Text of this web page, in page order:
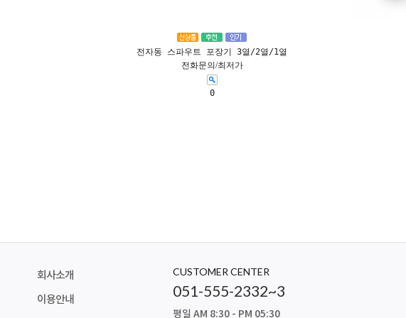
전자동 스파우트 포장기 3열/2열/1열
전화문의/최저가
0
회사소개
이용안내
CUSTOMER CENTER
051-555-2332~3
평일 AM 8:30 - PM 05:30